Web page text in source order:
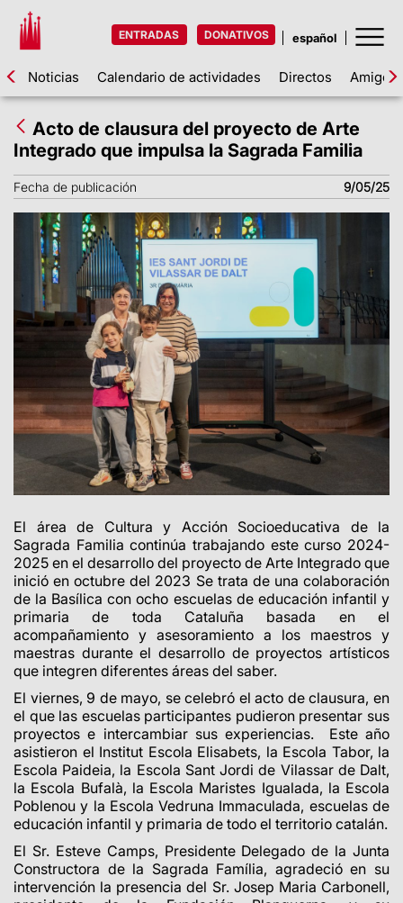
ENTRADAS DONATIVOS
Noticias Calendario de actividades Directos Amigos
Acto de clausura del proyecto de Arte
Integrado que impulsa la Sagrada Familia
Fecha de publicación 9/05/25
El área de Cultura y Acción Socioeducativa de la
Sagrada Familia continúa trabajando este curso 2024-
2025 en el desarrollo del proyecto de Arte Integrado que
inició en octubre del 2023 Se trata de una colaboración
de la Basílica con ocho escuelas de educación infantil y
primaria de toda Cataluña basada en el
acompañamiento y asesoramiento a los maestros y
maestras durante el desarrollo de proyectos artísticos
que integren diferentes áreas del saber.
El viernes, 9 de mayo, se celebró el acto de clausura, en
el que las escuelas participantes pudieron presentar sus
proyectos e intercambiar sus experiencias. Este año
asistieron el Institut Escola Elisabets, la Escola Tabor, la
Escola Paideia, la Escola Sant Jordi de Vilassar de Dalt,
la Escola Bufalà, la Escola Maristes Igualada, la Escola
Poblenou y la Escola Vedruna Immaculada, escuelas de
educación infantil y primaria de todo el territorio catalán.
El Sr. Esteve Camps, Presidente Delegado de la Junta
Constructora de la Sagrada Família, agradeció en su
intervención la presencia del Sr. Josep Maria Carbonell,